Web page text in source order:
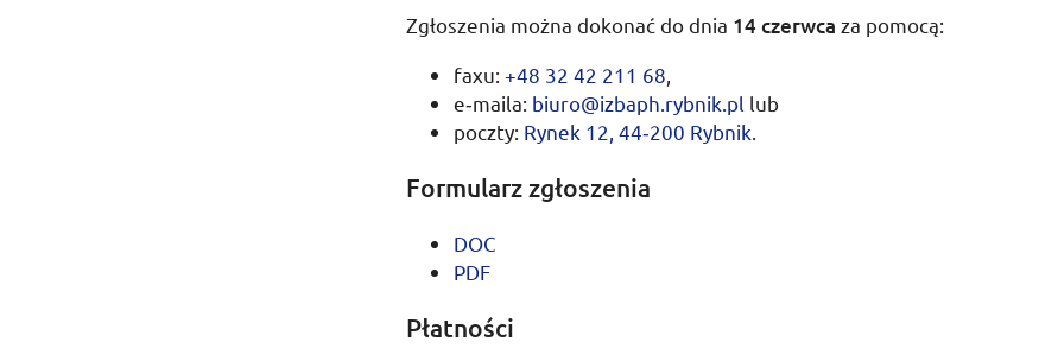
Zgłoszenia można dokonać do dnia 14 czerwca za pomocą:
faxu: +48 32 42 211 68
e‑maila: biuro@izbaph.rybnik.pl lub
poczty: Rynek 12, 44‑200 Rybnik
Formularz zgłoszenia
DOC
PDF
Płatności